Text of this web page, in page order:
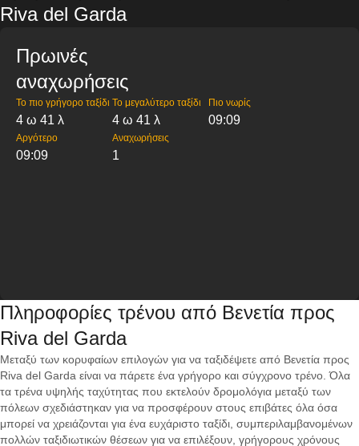
Riva del Garda
Πρωινές
αναχωρήσεις
Το πιο γρήγορο ταξίδι
4 ω 41 λ
Το μεγαλύτερο ταξίδι
4 ω 41 λ
Πιο νωρίς
09:09
Αργότερο
09:09
Αναχωρήσεις
1
Πληροφορίες τρένου από Βενετία προς
Riva del Garda
Μεταξύ των κορυφαίων επιλογών για να ταξιδέψετε από Βενετία προς
Riva del Garda είναι να πάρετε ένα γρήγορο και σύγχρονο τρένο. Όλα
τα τρένα υψηλής ταχύτητας που εκτελούν δρομολόγια μεταξύ των
πόλεων σχεδιάστηκαν για να προσφέρουν στους επιβάτες όλα όσα
μπορεί να χρειάζονται για ένα ευχάριστο ταξίδι, συμπεριλαμβανομένων
πολλών ταξιδιωτικών θέσεων για να επιλέξουν, γρήγορους χρόνους